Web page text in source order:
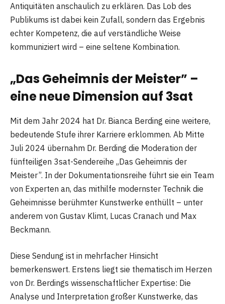
Antiquitäten anschaulich zu erklären. Das Lob des
Publikums ist dabei kein Zufall, sondern das Ergebnis
echter Kompetenz, die auf verständliche Weise
kommuniziert wird – eine seltene Kombination.
„Das Geheimnis der Meister” –
eine neue Dimension auf 3sat
Mit dem Jahr 2024 hat Dr. Bianca Berding eine weitere,
bedeutende Stufe ihrer Karriere erklommen. Ab Mitte
Juli 2024 übernahm Dr. Berding die Moderation der
fünfteiligen 3sat-Sendereihe „Das Geheimnis der
Meister”. In der Dokumentationsreihe führt sie ein Team
von Experten an, das mithilfe modernster Technik die
Geheimnisse berühmter Kunstwerke enthüllt – unter
anderem von Gustav Klimt, Lucas Cranach und Max
Beckmann.
Diese Sendung ist in mehrfacher Hinsicht
bemerkenswert. Erstens liegt sie thematisch im Herzen
von Dr. Berdings wissenschaftlicher Expertise: Die
Analyse und Interpretation großer Kunstwerke, das